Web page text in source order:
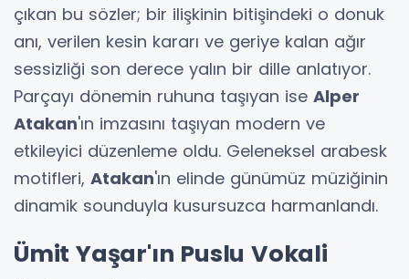
çıkan bu sözler; bir ilişkinin bitişindeki o donuk
anı, verilen kesin kararı ve geriye kalan ağır
sessizliği son derece yalın bir dille anlatıyor.
Parçayı dönemin ruhuna taşıyan ise Alper
Atakan'ın imzasını taşıyan modern ve
etkileyici düzenleme oldu. Geleneksel arabesk
motifleri, Atakan'ın elinde günümüz müziğinin
dinamik sounduyla kusursuzca harmanlandı.
Ümit Yaşar'ın Puslu Vokali